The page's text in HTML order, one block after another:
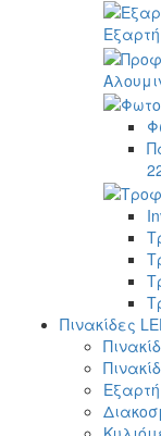
Πινακίδες